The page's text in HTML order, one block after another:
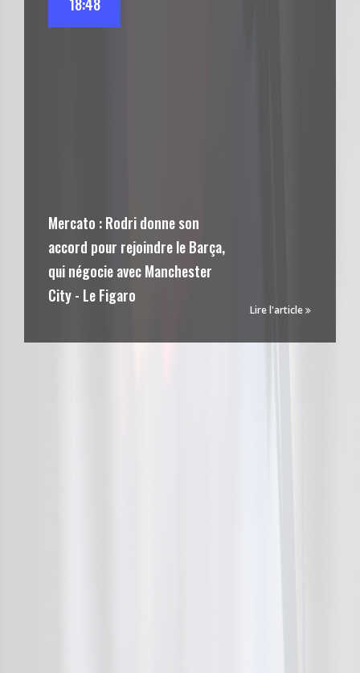
Mercato : Rodri donne son
accord pour rejoindre le Barça,
qui négocie avec Manchester
City - Le Figaro
Lire l'article